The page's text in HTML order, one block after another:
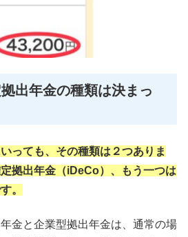
出年金の種類は決まっ
っても、その種類は２つありま
拠出年金（iDeCo）、もう一つは
。
金と企業型拠出年金は、通常の場